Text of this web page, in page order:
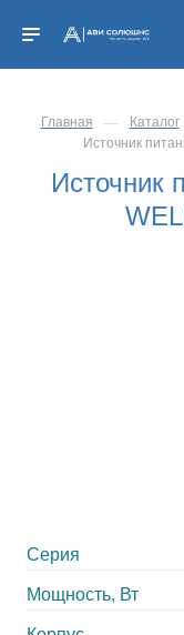
Главная — Каталог
Источник
Источник
Серия
Мощность, Вт